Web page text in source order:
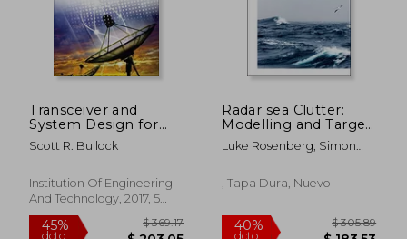
45%
dcto.
40%
dcto. $
Transceiver and
System Design for
Digital
Communications
(en Inglés)
Scott R. Bullock
Institution Of Engineering
And Technology, 2017, 5
Edición, Tapa Dura, Nuevo
Radar sea Clutter:
Modelling and Target
Detection (Radar,
Sonar and Navigation)
Luke Rosenberg; Simon
, Tapa Dura, Nuevo